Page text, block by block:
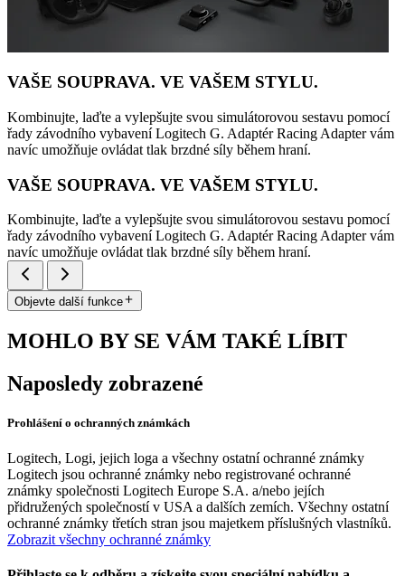
VAŠE SOUPRAVA. VE VAŠEM STYLU.
Kombinujte, laďte a vylepšujte svou simulátorovou sestavu pomocí
řady závodního vybavení Logitech G. Adaptér Racing Adapter vám
navíc umožňuje ovládat tlak brzdné síly během hraní.
VAŠE SOUPRAVA. VE VAŠEM STYLU.
Kombinujte, laďte a vylepšujte svou simulátorovou sestavu pomocí
řady závodního vybavení Logitech G. Adaptér Racing Adapter vám
navíc umožňuje ovládat tlak brzdné síly během hraní.
Objevte další funkce
MOHLO BY SE VÁM TAKÉ LÍBIT
Naposledy zobrazené
Prohlášení o ochranných známkách
Logitech, Logi, jejich loga a všechny ostatní ochranné známky
Logitech jsou ochranné známky nebo registrované ochranné
známky společnosti Logitech Europe S.A. a/nebo jejích
přidružených společností v USA a dalších zemích. Všechny ostatní
ochranné známky třetích stran jsou majetkem příslušných vlastníků.
Zobrazit všechny ochranné známky